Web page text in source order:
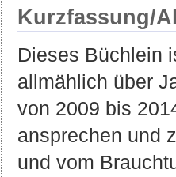
Kurzfassung/
Dieses Büchlein
allmählich über
von 2009 bis
ansprechen und
und vom